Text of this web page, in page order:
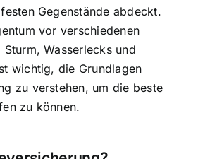
Gegenstände abdeckt.
vor verschiedenen
Sturm, Wasserlecks und
wichtig, die Grundlagen
zu verstehen, um die beste
zu können.